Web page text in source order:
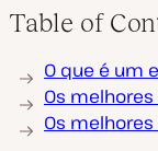
Table of
O que é um
Os
Os melhores